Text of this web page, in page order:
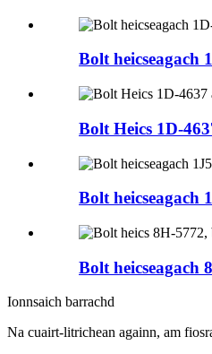
Bolt heicseagach
Bolt Heics 1D-
Bolt heicseagach
Bolt heicseagach
Ionnsaich barrachd
Na cuairt-litrichean againn, am